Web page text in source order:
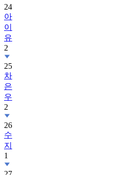
24
아
이
유
2
25
차
은
우
2
26
수
지
1